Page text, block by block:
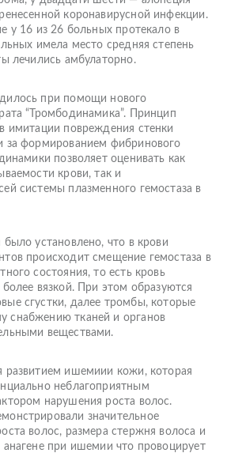
коронавирусной инфекции.
у 16 из 26 больных протекало в
имела место средняя степень
лечились амбулаторно.
при помощи нового
“Тромбодинамика”. Принцип
имитации повреждения стенки
за формированием фибринового
позволяет оценивать как
крови, так и
системы плазменного гемостаза в
установлено, что в крови
происходит смещение гемостаза в
состояния, то есть кровь
более вязкой. При этом образуются
сгустки, далее тромбы, которые
снабжению тканей и органов
веществами.
развитием ишемиии кожи, которая
неблагоприятным
нарушения роста волос.
значительное
волос, размера стержня волоса и
анагене при ишемии что провоцирует